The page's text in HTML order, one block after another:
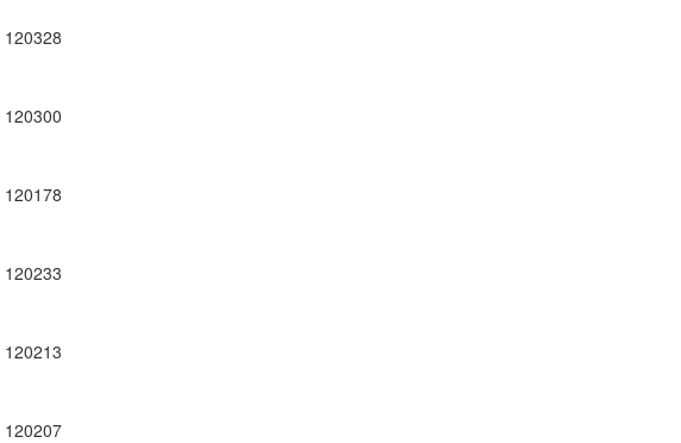
120328
120300
120178
120233
120213
120207